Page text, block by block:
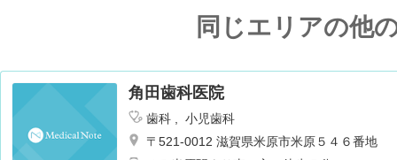
同じエリアの他
角田歯科医院
歯科
小児歯科
〒521-0012 滋賀県米原市米原５４６番地